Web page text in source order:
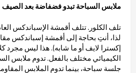
ملابس السباحة تبدو فضفاضة بعد الصيف
تلف الكلور. تتلف أقمشة الإسباندكس
لذا، أنتِ بحاجة إلى أقمشة إسباندكس
إكسترا لايف أو ما شابه). هذا ليس مجرد